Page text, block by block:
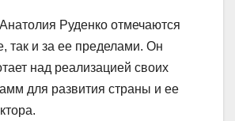
Руденко отмечаются
так и за ее пределами. Он
над реализацией своих
для развития страны и ее